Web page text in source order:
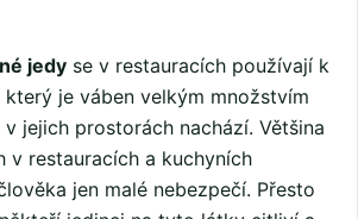
jedy se v restauracích používají k
je váben velkým množstvím
jejich prostorách nachází. Většina
v restauracích a kuchyních
jen malé nebezpečí. Přesto